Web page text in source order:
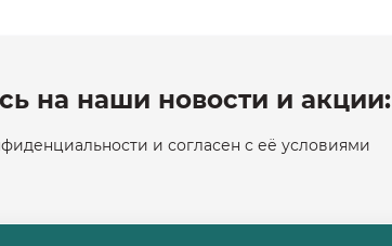
на наши новости и акции:
и согласен с её условиями